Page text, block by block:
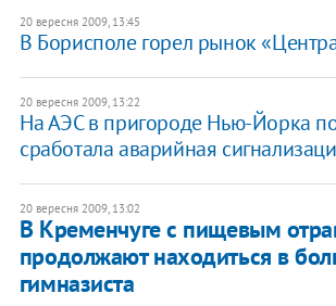
20 вересня 2009, 13:45
В Борисполе горел рынок
20 вересня 2009, 13:22
На АЭС в пригороде Нью-Йорка
сработала аварийная
20 вересня 2009, 13:02
В Кременчуге с пищевым
продолжают находиться в
гимназиста